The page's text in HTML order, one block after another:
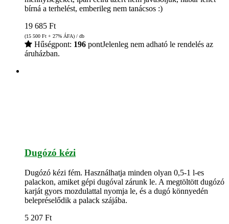
bírná a terhelést, emberileg nem tanácsos :)
19 685 Ft
(15 500 Ft + 27% ÁFA) / db
Hűségpont: 196 pontJelenleg nem adható le rendelés az
áruházban.
Dugózó kézi
Dugózó kézi fém. Használhatja minden olyan 0,5-1 l-es
palackon, amiket gépi dugóval zárunk le. A megtöltött dugózó
karját gyors mozdulattal nyomja le, és a dugó könnyedén
belepréselődik a palack szájába.
5 207 Ft